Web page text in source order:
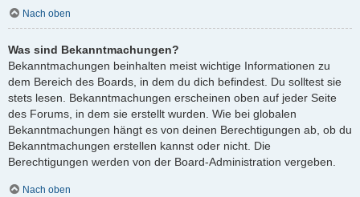
Nach oben
Was sind Bekanntmachungen?
Bekanntmachungen beinhalten meist wichtige Informationen zu
dem Bereich des Boards, in dem du dich befindest. Du solltest sie
stets lesen. Bekanntmachungen erscheinen oben auf jeder Seite
des Forums, in dem sie erstellt wurden. Wie bei globalen
Bekanntmachungen hängt es von deinen Berechtigungen ab, ob du
Bekanntmachungen erstellen kannst oder nicht. Die
Berechtigungen werden von der Board-Administration vergeben.
Nach oben